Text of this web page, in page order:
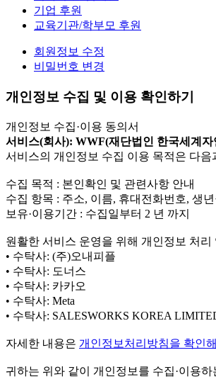
기업 후원
교육기관/학부모 후원
회원정보 수정
비밀번호 변경
개인정보 수집 및 이용 확인하기
개인정보 수집·이용 동의서
서비스(회사): WWF(재단법인 한국세계자
서비스의 개인정보 수집 이용 목적은 다
수집 목적 : 본인확인 및 관련사항 안내
수집 항목 : 주소, 이름, 휴대전화번호, 생년
보유·이용기간 : 수집일부터 2 년 까지
원활한 서비스 운영을 위해 개인정보 처
• 수탁사: (주)오내피플
• 수탁사: 도너스
• 수탁사: 카카오
• 수탁사: Meta
• 수탁사: SALESWORKS KOREA
자세한 내용은 개인정보처리방침을 확인
귀하는 위와 같이 개인정보를 수집·이용